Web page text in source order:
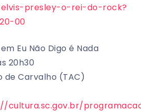
presley-o-rei-do-rock?
00
Eu Não Digo é Nada
20h30
de Carvalho (TAC)
cultura.sc.gov.br/